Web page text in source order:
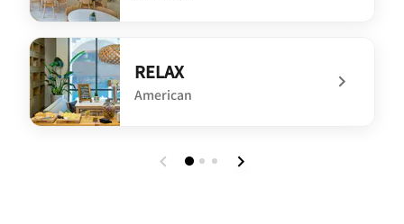
undefined RISE
RELAX
American